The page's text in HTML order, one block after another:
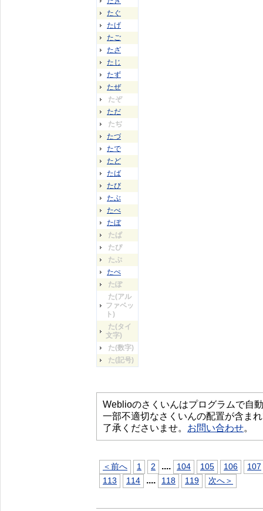
たぐ
たげ
たご
たざ
たじ
たず
たぜ
たぞ
ただ
たぢ
たづ
たで
たど
たば
たび
たぶ
たべ
たぼ
たぱ
たぴ
たぷ
たぺ
たぽ
た(アル
ファベッ
ト)
た(タイ
文字)
た(数字)
た(記号)
Weblioのさくいんはプログラムで自
一部不適切なさくいんの配置が含ま
了承くださいませ。 お問い合わせ。
＜前へ 1 2 .... 104 105 106
107
113
114 .... 118 119 次へ＞